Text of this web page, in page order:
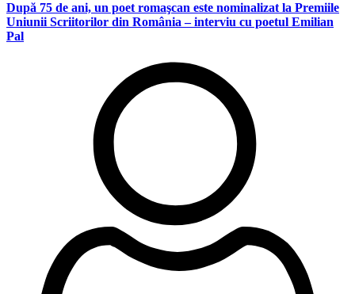
După 75 de ani, un poet romaşcan este nominalizat la Premiile
Uniunii Scriitorilor din România – interviu cu poetul Emilian
Pal